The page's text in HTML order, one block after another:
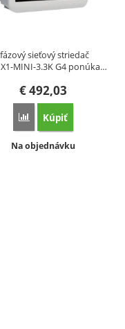
sieťový striedač
X1-MINI-3.3K G4 ponúka…
€492,03
Porovnať
Kúpiť
Dostupnosť:
Na objednávku